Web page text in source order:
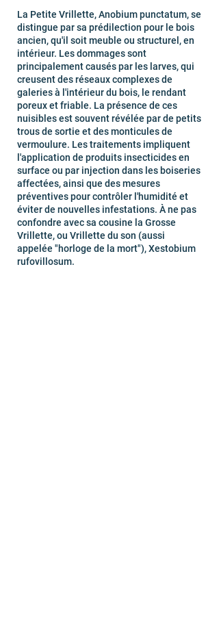
La Petite Vrillette, Anobium punctatum, se
distingue par sa prédilection pour le bois
ancien, qu'il soit meuble ou structurel, en
intérieur. Les dommages sont
principalement causés par les larves, qui
creusent des réseaux complexes de
galeries à l'intérieur du bois, le rendant
poreux et friable. La présence de ces
nuisibles est souvent révélée par de petits
trous de sortie et des monticules de
vermoulure. Les traitements impliquent
l'application de produits insecticides en
surface ou par injection dans les boiseries
affectées, ainsi que des mesures
préventives pour contrôler l'humidité et
éviter de nouvelles infestations. À ne pas
confondre avec sa cousine la Grosse
Vrillette, ou Vrillette du son (aussi
appelée "horloge de la mort"), Xestobium
rufovillosum.